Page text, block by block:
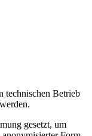
technischen Betrieb
gesetzt, um